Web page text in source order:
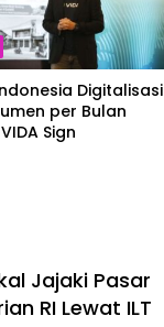
Digitalisasi
per Bulan
Sign
Jajaki Pasar
RI Lewat ILT